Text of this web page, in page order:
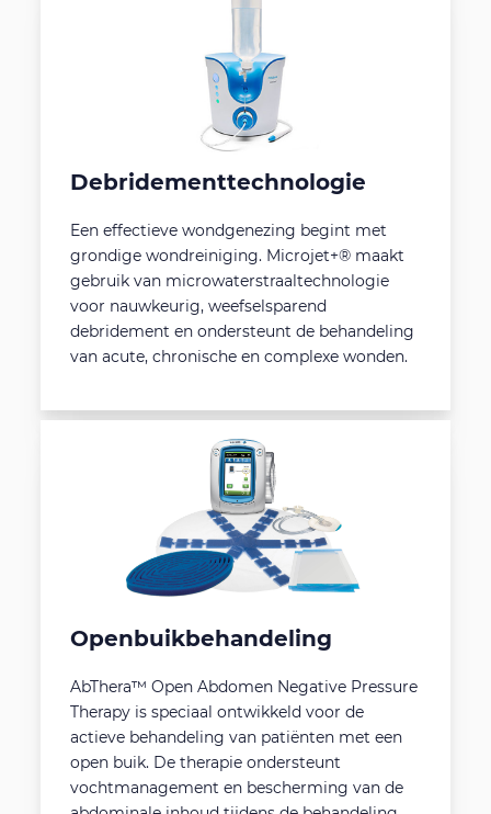
Debridementtechnologie
Een effectieve wondgenezing begint met
grondige wondreiniging. Microjet+® maakt
gebruik van microwaterstraaltechnologie
voor nauwkeurig, weefselsparend
debridement en ondersteunt de behandeling
van acute, chronische en complexe wonden.
Openbuikbehandeling
AbThera™ Open Abdomen Negative Pressure
Therapy is speciaal ontwikkeld voor de
actieve behandeling van patiënten met een
open buik. De therapie ondersteunt
vochtmanagement en bescherming van de